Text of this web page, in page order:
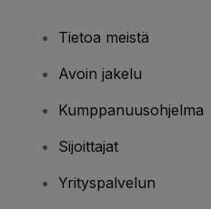
Tietoa meistä
Avoin jakelu
Kumppanuusohjelma
Sijoittajat
Yrityspalvelun